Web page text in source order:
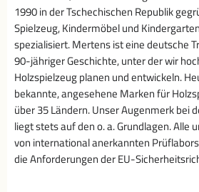
1990 in der Tschechischen Republik
Spielzeug, Kindermöbel und
spezialisiert. Mertens ist eine deutsche
90-jähriger Geschichte, unter der wir
Holzspielzeug planen und entwickeln.
bekannte, angesehene Marken für
über 35 Ländern. Unser Augenmerk bei
liegt stets auf den o. a. Grundlagen. Alle
von international anerkannten
die Anforderungen der EU-